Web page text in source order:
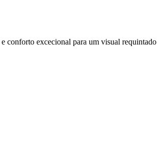
excecional para um visual